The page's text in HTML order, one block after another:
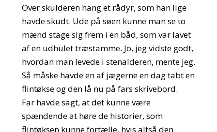
Over skulderen hang et rådyr, som han lige
havde skudt. Ude på søen kunne man se to
mænd stage sig frem i en båd, som var lavet
af en udhulet træstamme. Jo, jeg vidste godt,
hvordan man levede i stenalderen, mente jeg.
Så måske havde en af jægerne en dag tabt en
flintøkse og den lå nu på fars skrivebord.
Far havde sagt, at det kunne være
spændende at høre de historier, som
flintøksen kunne fortælle, hvis altså den